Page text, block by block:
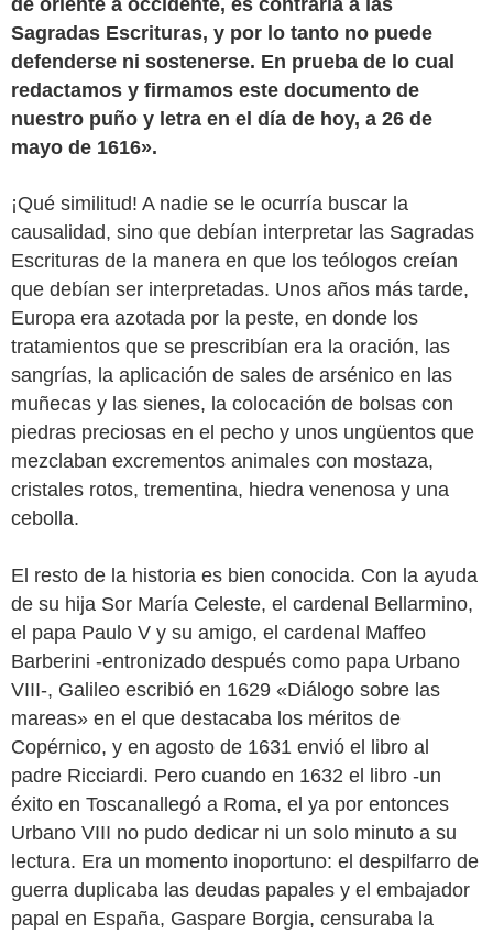
Sagradas Escrituras, y por lo tanto no puede
defenderse ni sostenerse. En prueba de lo cual
redactamos y firmamos este documento de
nuestro puño y letra en el día de hoy, a 26 de
mayo de 1616».
¡Qué similitud! A nadie se le ocurría buscar la
causalidad, sino que debían interpretar las Sagradas
Escrituras de la manera en que los teólogos creían
que debían ser interpretadas. Unos años más tarde,
Europa era azotada por la peste, en donde los
tratamientos que se prescribían era la oración, las
sangrías, la aplicación de sales de arsénico en las
muñecas y las sienes, la colocación de bolsas con
piedras preciosas en el pecho y unos ungüentos que
mezclaban excrementos animales con mostaza,
cristales rotos, trementina, hiedra venenosa y una
cebolla.
El resto de la historia es bien conocida. Con la ayuda
de su hija Sor María Celeste, el cardenal Bellarmino,
el papa Paulo V y su amigo, el cardenal Maffeo
Barberini -entronizado después como papa Urbano
VIII-, Galileo escribió en 1629 «Diálogo sobre las
mareas» en el que destacaba los méritos de
Copérnico, y en agosto de 1631 envió el libro al
padre Ricciardi. Pero cuando en 1632 el libro -un
éxito en Toscanallegó a Roma, el ya por entonces
Urbano VIII no pudo dedicar ni un solo minuto a su
lectura. Era un momento inoportuno: el despilfarro de
guerra duplicaba las deudas papales y el embajador
papal en España, Gaspare Borgia, censuraba la